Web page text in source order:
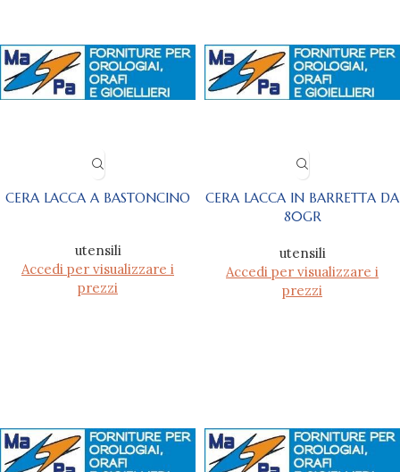
CERA LACCA A BASTONCINO
utensili
Accedi per visualizzare i
prezzi
CERA LACCA IN BARRETTA DA
80GR
utensili
Accedi per visualizzare i
prezzi